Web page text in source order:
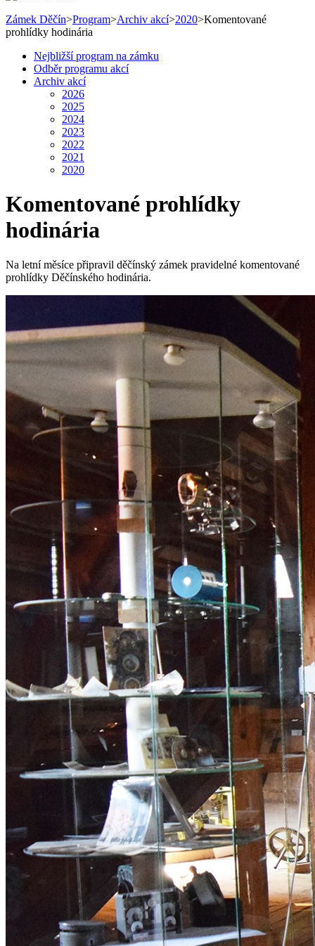
Zámek Děčín>Program>Archiv akcí>2020>Komentované
prohlídky hodinária
Nejbližší program na zámku
Odběr programu akcí
Archiv akcí
2026
2025
2024
2023
2022
2021
2020
Komentované prohlídky
hodinária
Na letní měsíce připravil děčínský zámek pravidelné komentované
prohlídky Děčínského hodinária.